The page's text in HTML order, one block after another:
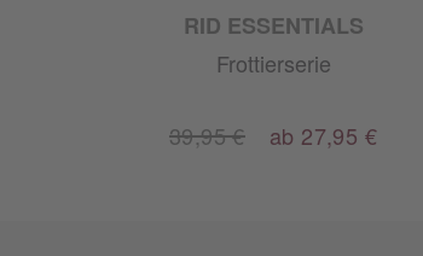
RID ESSENTIALS
Frottierserie
39,95 € ab 27,95 €